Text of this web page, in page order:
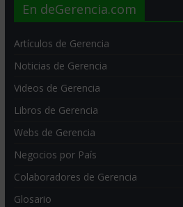
En deGerencia.com
Artículos de Gerencia
Noticias de Gerencia
Videos de Gerencia
Libros de Gerencia
Webs de Gerencia
Negocios por País
Colaboradores de Gerencia
Glosario